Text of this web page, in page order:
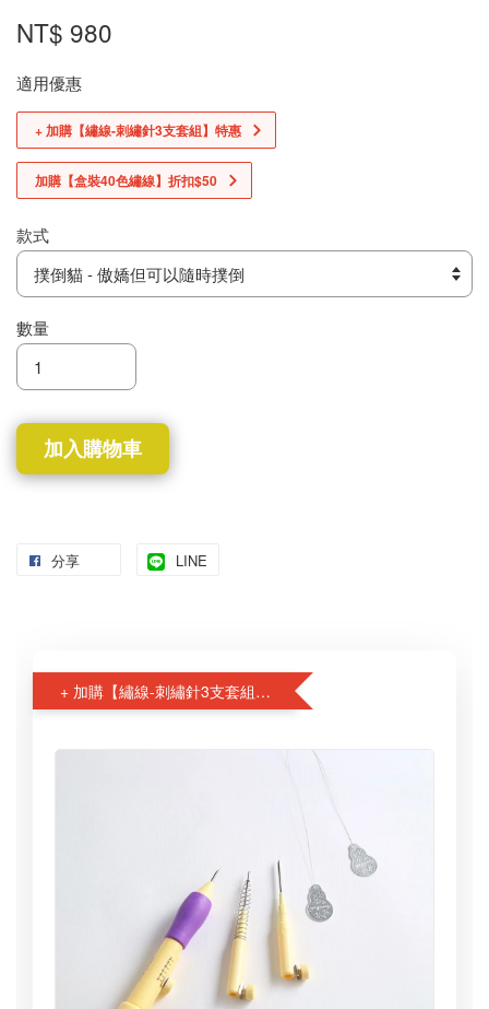
NT$ 980
適用優惠
+ 加購【繡線-刺繡針3支套組】特惠
加購【盒裝40色繡線】折扣$50
款式
數量
加入購物車
分享 LINE
+ 加購【繡線-刺繡針3支套組】特惠